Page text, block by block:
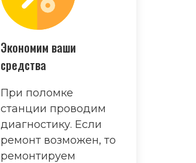
Экономим ваши
средства
При поломке
станции проводим
диагностику. Если
ремонт возможен, то
ремонтируем